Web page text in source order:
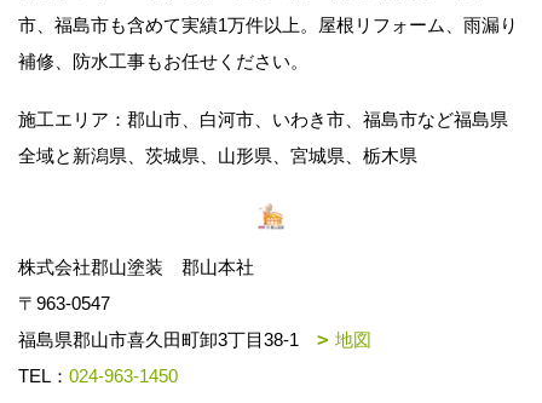
市、福島市も含めて実績1万件以上。屋根リフォーム、雨漏り
補修、防水工事もお任せください。
施工エリア：郡山市、白河市、いわき市、福島市など福島県
全域と新潟県、茨城県、山形県、宮城県、栃木県
株式会社郡山塗装 郡山本社
〒963-0547
福島県郡山市喜久田町卸3丁目38-1
地図
TEL： 024-963-1450